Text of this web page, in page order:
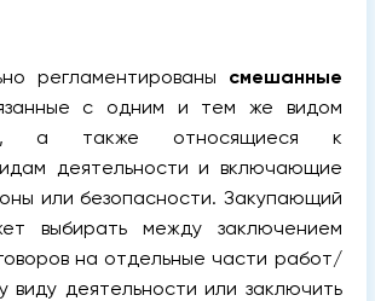
регламентированы смешанные
с одним и тем же видом
а также относящиеся к
деятельности и включающие
или безопасности. Закупающий
выбирать между заключением
на отдельные части работ/
виду деятельности или заключить